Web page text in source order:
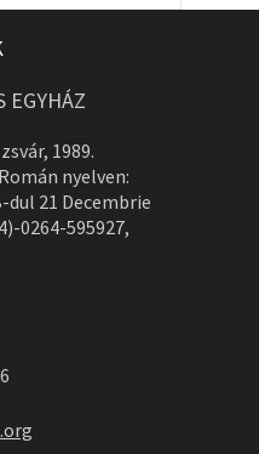
EGYHÁZ
1989.
nyelven:
dul 21 Decembrie
0264-595927,